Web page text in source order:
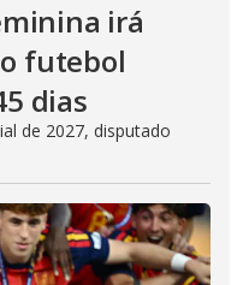
irá
futebol
dias
de 2027, disputado